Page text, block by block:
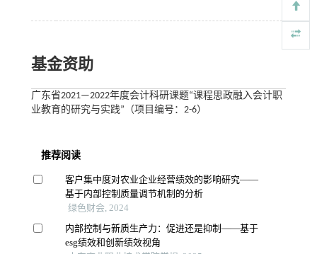
基金资助
广东省2021—2022年度会计科研课题“课程思政融入会计职
业教育的研究与实践”（项目编号：2-6）